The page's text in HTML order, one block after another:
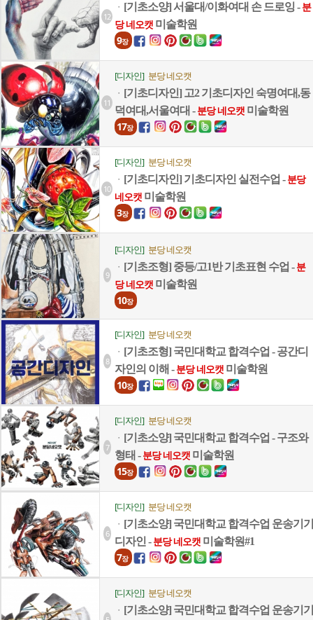
12
ㆍ [기초소양] 서울대/이화여대 손 드로잉 - 분
당 네오캣 미술학원
9장
11
[디자인] 분당 네오캣
ㆍ [기초디자인] 고2 기초디자인 숙명여대,동
덕여대,서울여대 - 분당 네오캣 미술학원
17장
10
[디자인] 분당 네오캣
ㆍ [기초디자인] 기초디자인 실전수업 - 분당
네오캣 미술학원
3장
9
[디자인] 분당 네오캣
ㆍ [기초조형] 중등/고1반 기초표현 수업 - 분
당 네오캣 미술학원
10장
8
[디자인] 분당 네오캣
ㆍ [기초조형] 국민대학교 합격수업 - 공간디
자인의 이해 - 분당 네오캣 미술학원
10장
7
[디자인] 분당 네오캣
ㆍ [기초소양] 국민대학교 합격수업 - 구조와
형태 - 분당 네오캣 미술학원
15장
6
[디자인] 분당 네오캣
ㆍ [기초소양] 국민대학교 합격수업 운송기기
디자인 - 분당 네오캣 미술학원#1
7장
[디자인] 분당 네오캣
ㆍ [기초소양] 국민대학교 합격수업 운송기기